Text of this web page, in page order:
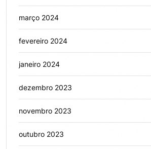
março 2024
fevereiro 2024
janeiro 2024
dezembro 2023
novembro 2023
outubro 2023